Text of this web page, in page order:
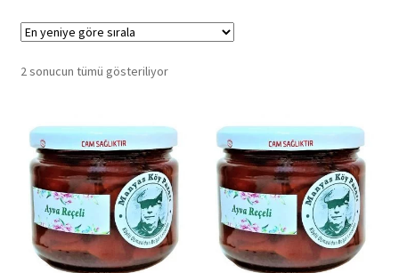
2 sonucun tümü gösteriliyorEn
sıralandı